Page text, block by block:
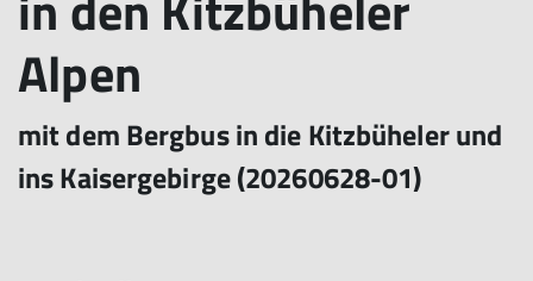
Alpen
mit dem Bergbus in die Kitzbüheler und
ins Kaisergebirge (20260628-01)